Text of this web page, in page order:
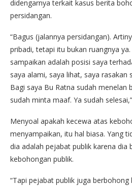
didengarnya terkait kasus berita
persidangan.
“Bagus (jalannya persidangan).
pribadi, tetapi itu bukan ruangnya
sampaikan adalah posisi saya
saya alami, saya lihat, saya rasakan
Bagi saya Bu Ratna sudah menelan
sudah minta maaf. Ya sudah
Menyoal apakah kecewa atas
menyampaikan, itu hal biasa. Yang
dia adalah pejabat publik karena dia
kebohongan publik.
“Tapi pejabat publik juga berbohong